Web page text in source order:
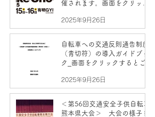
催されます。画面をクリック
す。
2025年9月26日
自転車への交通反則通告制度
（青切符）の導入ガイドブッ
ク_画面をクリックするとご覧
2025年9月26日
＜第56回交通安全子供自転車
熊本県大会＞ 大会の様子を